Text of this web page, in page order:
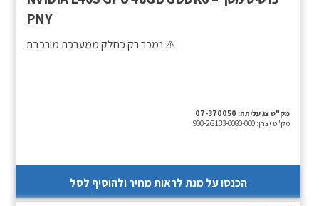
PNY
⚠️ נמכר רק כחלק ממערכת מורכבת
מק"ט צג עליתה: 07-370050
מק"ט יצרן: 900-2G133-0080-000
הכנסו על מנת לראות מחיר ולהוסיף לסל